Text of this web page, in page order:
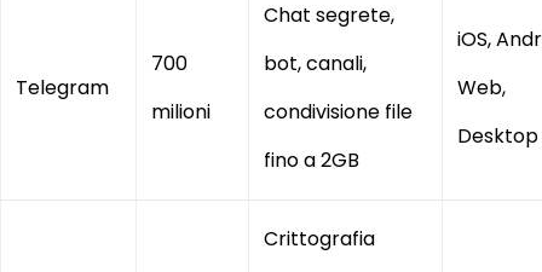
Telegram
700
milioni
Chat segrete,
bot, canali,
condivisione file
fino a 2GB
iOS,
Web,
Desktop
Crittografia